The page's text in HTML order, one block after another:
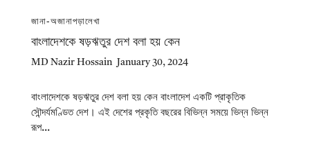
জানা-অজানাপড়ালেখা
বাংলাদেশকে ষড়ঋতুর দেশ বলা হয় কেন
MD Nazir Hossain January 30, 2024
বাংলাদেশকে ষড়ঋতুর দেশ বলা হয় কেন বাংলাদেশ একটি প্রাকৃতিক
সৌন্দর্যমণ্ডিত দেশ। এই দেশের প্রকৃতি বছরের বিভিন্ন সময়ে ভিন্ন ভিন্ন
রূপ...